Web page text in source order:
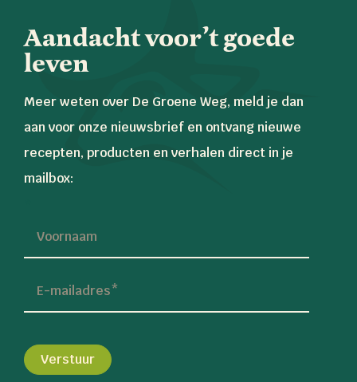
Aandacht voor’t goede
leven
Meer weten over De Groene Weg, meld je dan
aan voor onze nieuwsbrief en ontvang nieuwe
recepten, producten en verhalen direct in je
mailbox: